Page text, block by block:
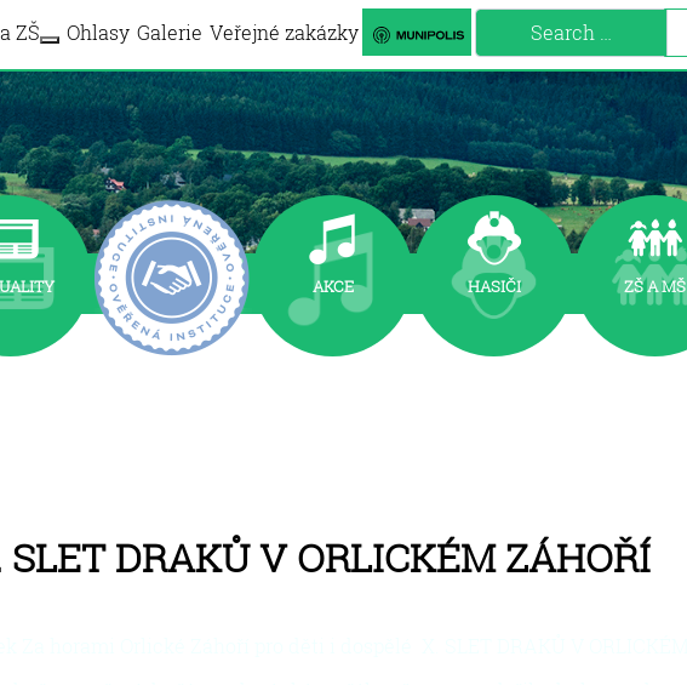
about: Informační centrum
ZŠ
More about: MŠ a ZŠ
Ohlasy Galerie Veřejné zakázky Search
AKCE HASIČI zš a mš
DRAKŮ V ORLICKÉM ZÁHOŘÍ